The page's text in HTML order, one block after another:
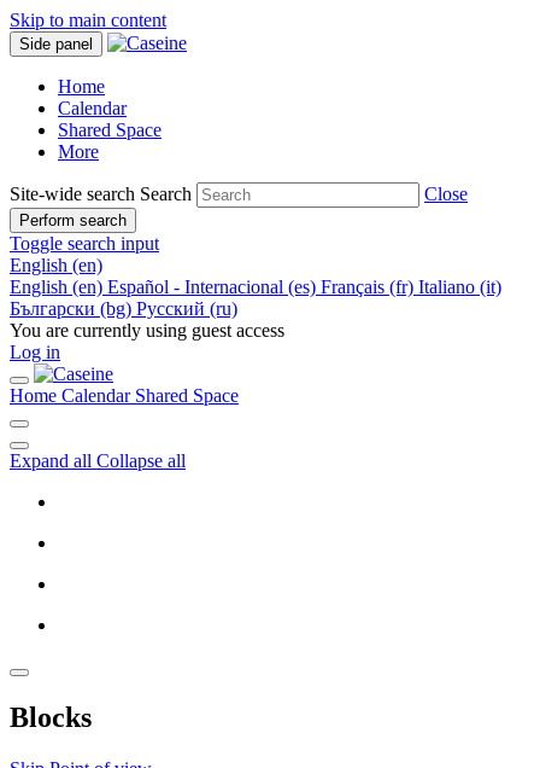
Skip to main content
Side panel
Home
Calendar
Shared Space
More
Site-wide search Search Close
Perform search
Toggle search input
English ‎(en)‎
English ‎(en)‎ Español - Internacional ‎(es)‎ Français ‎(fr)‎ Italiano ‎(it)‎
Български ‎(bg)‎ Русский ‎(ru)‎
You are currently using guest access
Log in
Home Calendar Shared Space
Expand all Collapse all
Blocks